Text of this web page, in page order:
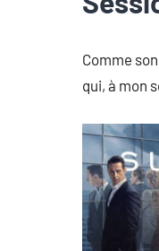
Comme
qui, à mon